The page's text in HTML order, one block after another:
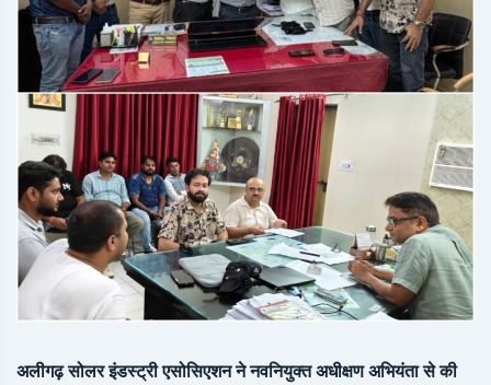
अलीगढ़ सोलर इंडस्ट्री एसोसिएशन ने नवनियुक्त अधीक्षण अभियंता से की